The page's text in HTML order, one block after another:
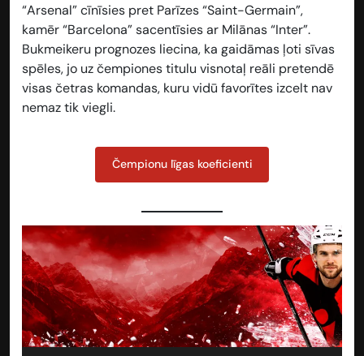
“Arsenal” cīnīsies pret Parīzes “Saint-Germain”,
kamēr “Barcelona” sacentīsies ar Milānas “Inter”.
Bukmeikeru prognozes liecina, ka gaidāmas ļoti sīvas
spēles, jo uz čempiones titulu visnotaļ reāli pretendē
visas četras komandas, kuru vidū favorītes izcelt nav
nemaz tik viegli.
Čempionu līgas koeficienti